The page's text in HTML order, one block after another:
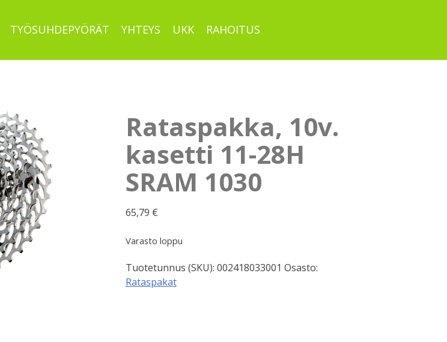
TYÖSUHDEPYÖRÄT YHTEYS UKK RAHOITUS
Rataspakka, 10v.
kasetti 11-28H
SRAM 1030
65,79 €
Varasto loppu
Tuotetunnus (SKU): 002418033001 Osasto:
Rataspakat